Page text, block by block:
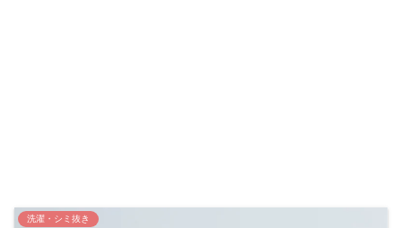
洗濯・シミ抜き